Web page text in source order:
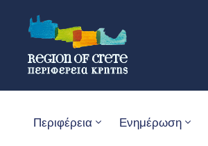
Περιφέρεια Ενημέρωση